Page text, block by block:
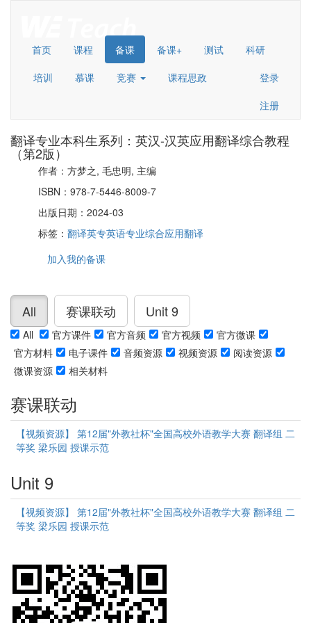
首页 课程 备课 备课+ 测试
科研
培训
慕课 竞赛 课程思政
登录
注册
翻译专业本科生系列：英汉-汉英应用翻译综合教程
（第2版）
作者：方梦之, 毛忠明, 主编
ISBN：978-7-5446-8009-7
出版日期：2024-03
标签： 翻译英专英语专业综合应用翻译
加入我的备课
All 官方课件 官方音频 官方视频
官方微课
官方材料
电子课件 音频资源 视频资源
阅读资源
微课资源
相关材料
赛课联动
【视频资源】 第12届"外教社杯"全国高校外语教学大赛 翻译组 二
等奖 梁乐园 授课示范
Unit 9
【视频资源】 第12届"外教社杯"全国高校外语教学大赛 翻译组 二
等奖 梁乐园 授课示范